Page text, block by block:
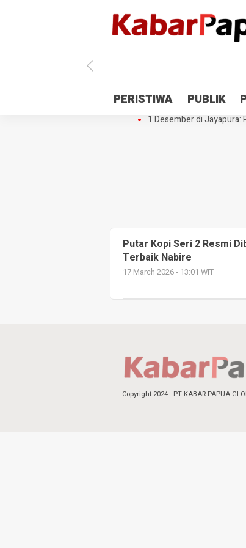
PERISTIWA PUBLIK
Antisipasi 1 Desember,
Gedung Perpustakaan
1 Desember di Jayapura:
Putar Kopi Seri 2 Resmi
Terbaik Nabire
17 March 2026 - 13:01 WIT
Copyright 2024 - PT KABAR PAPUA